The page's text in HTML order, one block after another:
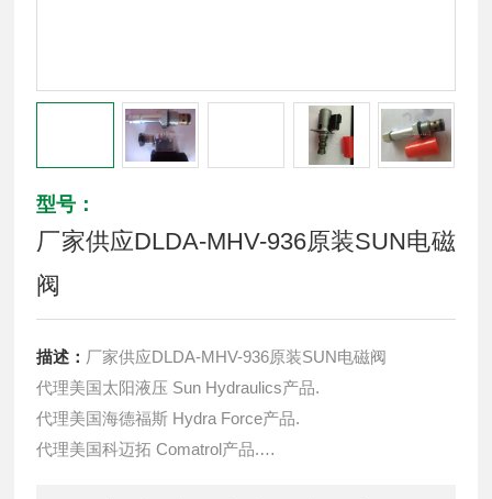
型号：
厂家供应DLDA-MHV-936原装SUN电磁
阀
描述： 厂家供应DLDA-MHV-936原装SUN电磁阀
代理美国太阳液压 Sun Hydraulics产品.
代理美国海德福斯 Hydra Force产品.
代理美国科迈拓 Comatrol产品.